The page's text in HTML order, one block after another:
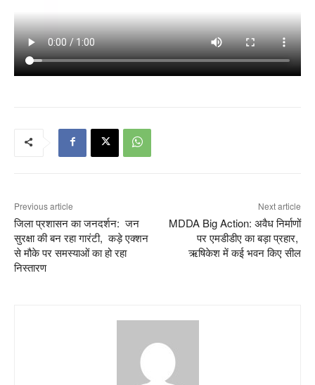
Previous article
जिला प्रशासन का जनदर्शन: जन
सुरक्षा की बन रहा गारंटी, कड़े एक्शन
से मौके पर समस्याओं का हो रहा
निस्तारण
Next article
MDDA Big Action: अवैध निर्माणों
पर एमडीडीए का बड़ा प्रहार,
ऋषिकेश में कई भवन किए सील